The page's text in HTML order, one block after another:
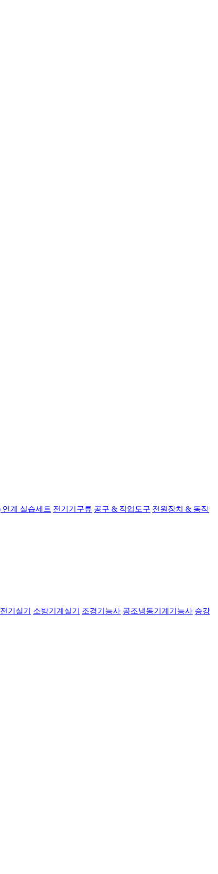
계 실습세트 전기기구류 공구 & 작업도구 전원장치 & 동작
기실기 소방기계실기 조경기능사 공조냉동기계기능사 승강